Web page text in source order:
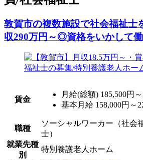
敦賀市の複数施設で社会福祉士
収290万円～◎資格をいかして
賃金
月給(総額) 185,500円
基本月給 158,000円～
職種
ソーシャルワーカー（社会
士）
就業先種
別
特別養護老人ホーム